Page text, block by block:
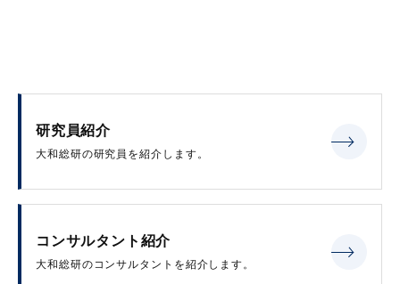
研究員紹介
大和総研の研究員を紹介します。
コンサルタント紹介
大和総研のコンサルタントを紹介します。